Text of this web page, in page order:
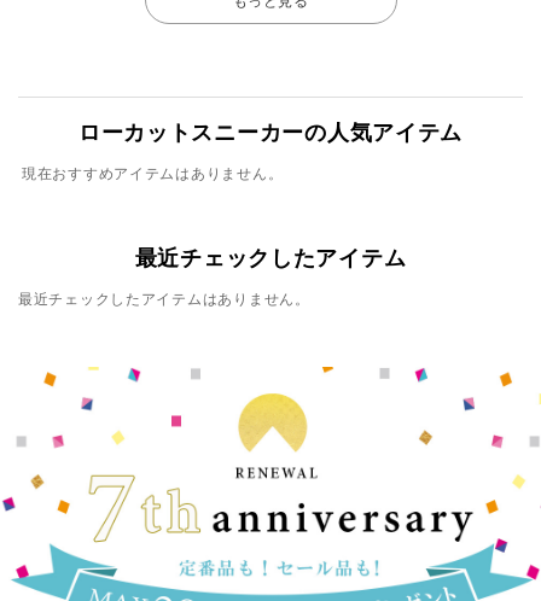
ローカットスニーカーの人気アイテム
現在おすすめアイテムはありません。
最近チェックしたアイテム
最近チェックしたアイテムはありません。